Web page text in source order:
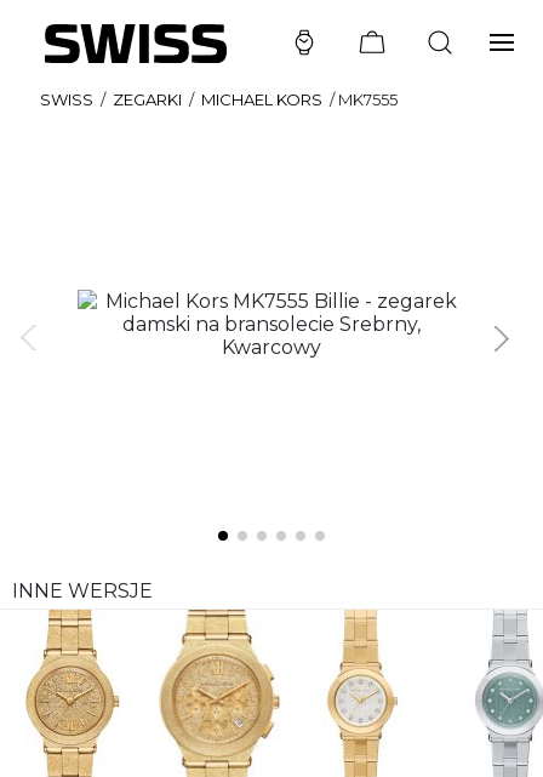
SWISS / ZEGARKI / MICHAEL KORS /MK7555
INNE WERSJE